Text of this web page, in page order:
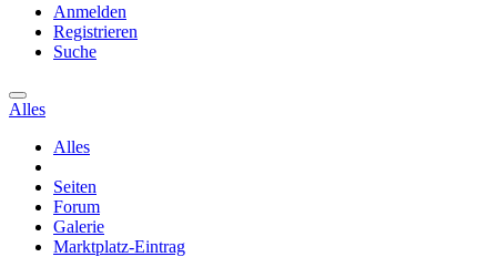
Anmelden
Registrieren
Suche
Alles
Alles
Seiten
Forum
Galerie
Marktplatz-Eintrag